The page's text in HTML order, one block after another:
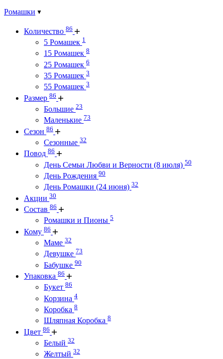
Ромашки
Количество 86
5 Ромашек 1
15 Ромашек 8
25 Ромашек 6
35 Ромашек 3
55 Ромашек 3
Размер 86
Большие 23
Маленькие 73
Сезон 86
Сезонные 32
Повод 86
День Семьи Любви и Верности (8 июля) 50
День Рождения 90
День Ромашки (24 июня) 32
Акции 30
Состав 86
Ромашки и Пионы 5
Кому 86
Маме 32
Девушке 73
Бабушке 90
Упаковка 86
Букет 86
Корзина 4
Коробка 8
Шляпная Коробка 8
Цвет 86
Белый 32
Желтый 32